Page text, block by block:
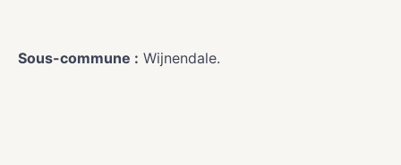
Sous-commune : Wijnendale.